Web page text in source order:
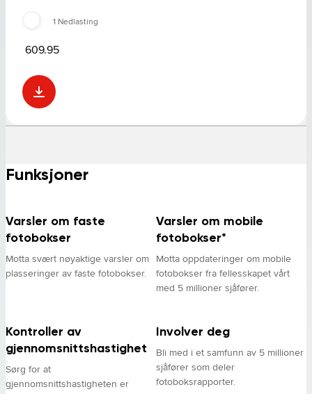
1 Nedlasting
609.95
Funksjoner
Varsler om faste
fotobokser
Motta svært nøyaktige varsler om
plasseringer av faste fotobokser.
Varsler om mobile
fotobokser*
Motta oppdateringer om mobile
fotobokser fra fellesskapet vårt
med 5 millioner sjåfører.
Kontroller av
gjennomsnittshastighet
Sørg for at
gjennomsnittshastigheten er
Involver deg
Bli med i et samfunn av 5 millioner
sjåfører som deler
fotoboksrapporter.